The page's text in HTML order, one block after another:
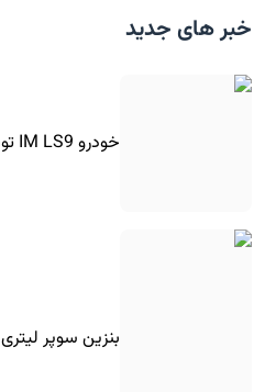
خبر های جدید
خودرو IM LS9 توسط نیکا موتور رونمایی شد
بنزین سوپر لیتری ۱۳۰ هزار تومان شد!